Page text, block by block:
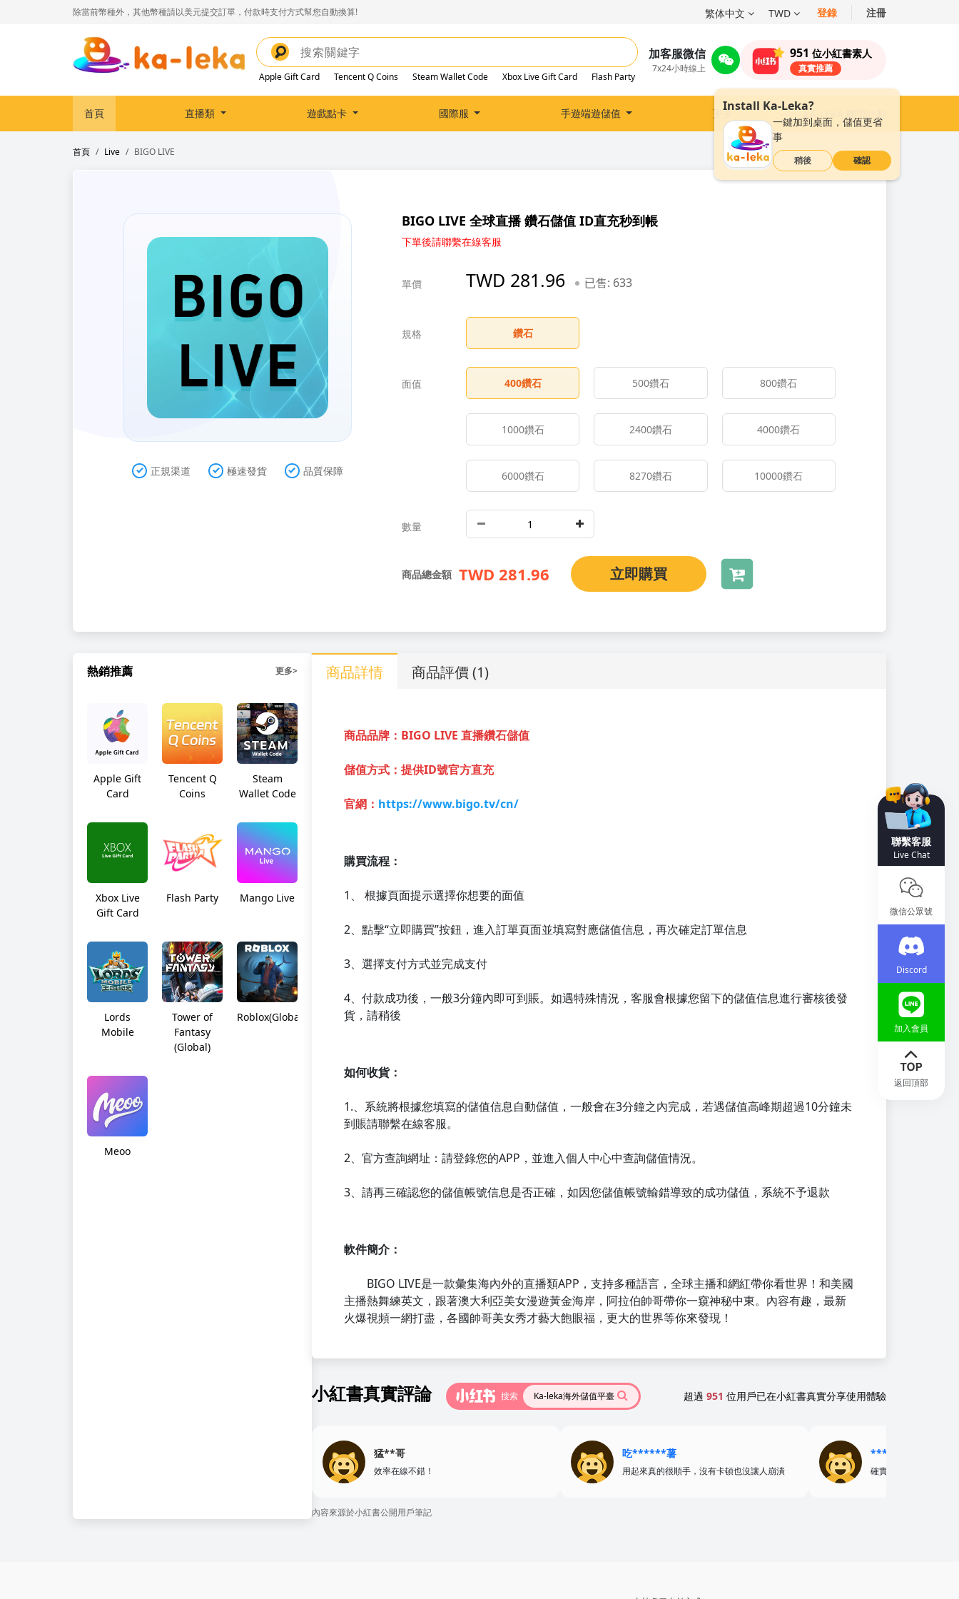
除當前幣種外，其他幣種請以美元提交訂單，付款時支付方式幫您自動換算! 繁体中文 TWD 登錄 注冊
Apple Gift Card Tencent Q Coins Steam Wallet Code Xbox Live Gift Card Flash Party
加客服微信
7x24小時線上
Install Ka-Leka?
一鍵加到桌面，儲值更省
事
稍後 確認
951 位小紅書素人
真實推薦
首頁 直播類 遊戲點卡 國際服 手遊端遊儲值 更多 KA-LEKA 聯盟計劃
首頁 Live BIGO LIVE
正規渠道 極速發貨 品質保障
BIGO LIVE 全球直播 鑽石儲值 ID直充秒到帳
下單後請聯繫在線客服
單價 TWD 281.96 已售: 633
規格 鑽石
面值 400鑽石 500鑽石 800鑽石
1000鑽石 2400鑽石 4000鑽石
6000鑽石 8270鑽石 10000鑽石
數量
商品總金額 TWD 281.96 立即購買
熱銷推薦 更多>
Apple Gift
Card
Tencent Q
Coins
Steam
Wallet Code
Xbox Live
Gift Card
Flash Party Mango Live
Lords
Mobile
Tower of
Fantasy
(Global)
Roblox(Global)
Meoo
商品詳情 商品評價 (1)
商品品牌：BIGO LIVE 直播鑽石儲值
儲值方式：提供ID號官方直充
官網： https://www.bigo.tv/cn/
購買流程：
1、 根據頁面提示選擇你想要的面值
2、點擊“立即購買”按鈕，進入訂單頁面並填寫對應儲值信息，再次確定訂單信息
3、選擇支付方式並完成支付
4、付款成功後，一般3分鐘內即可到賬。如遇特殊情況，客服會根據您留下的儲值信息進行審核後發
貨，請稍後
如何收貨：
1.、系統將根據您填寫的儲值信息自動儲值，一般會在3分鐘之內完成，若遇儲值高峰期超過10分鐘未
到賬請聯繫在線客服。
2、官方查詢網址：請登錄您的APP，並進入個人中心中查詢儲值情況。
3、請再三確認您的儲值帳號信息是否正確，如因您儲值帳號輸錯導致的成功儲值，系統不予退款
軟件簡介：
BIGO LIVE是一款彙集海內外的直播類APP，支持多種語言，全球主播和網紅帶你看世界！和美國
主播熱舞練英文，跟著澳大利亞美女漫遊黃金海岸，阿拉伯帥哥帶你一窺神秘中東。內容有趣，最新
火爆視頻一網打盡，各國帥哥美女秀才藝大飽眼福，更大的世界等你來發現！
小紅書真實評論 搜索 Ka-leka海外儲值平臺 超過 951 位用戶已在小紅書真實分享使用體驗
猛**哥
效率在線不錯！
吃******薯
用起來真的很順手，沒有卡頓也沒讓人崩潰
******粥
確實好用～
內容來源於小紅書公開用戶筆記
聯繫客服
Live Chat
微信公眾號
Discord
加入會員
返回頂部